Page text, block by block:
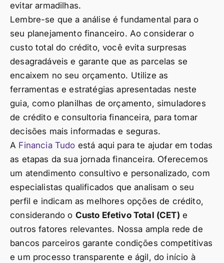
evitar armadilhas.
Lembre-se que a análise é fundamental para o
seu planejamento financeiro. Ao considerar o
custo total do crédito, você evita surpresas
desagradáveis e garante que as parcelas se
encaixem no seu orçamento. Utilize as
ferramentas e estratégias apresentadas neste
guia, como planilhas de orçamento, simuladores
de crédito e consultoria financeira, para tomar
decisões mais informadas e seguras.
A Financia Tudo está aqui para te ajudar em todas
as etapas da sua jornada financeira. Oferecemos
um atendimento consultivo e personalizado, com
especialistas qualificados que analisam o seu
perfil e indicam as melhores opções de crédito,
considerando o Custo Efetivo Total (CET) e
outros fatores relevantes. Nossa ampla rede de
bancos parceiros garante condições competitivas
e um processo transparente e ágil, do início à